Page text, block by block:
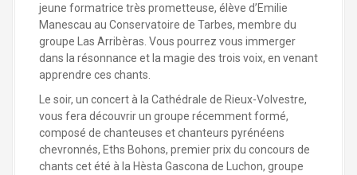
jeune formatrice très prometteuse, élève d’Emilie
Manescau au Conservatoire de Tarbes, membre du
groupe Las Arribèras. Vous pourrez vous immerger
dans la résonnance et la magie des trois voix, en venant
apprendre ces chants.
Le soir, un concert à la Cathédrale de Rieux-Volvestre,
vous fera découvrir un groupe récemment formé,
composé de chanteuses et chanteurs pyrénéens
chevronnés, Eths Bohons, premier prix du concours de
chants cet été à la Hèsta Gascona de Luchon, groupe